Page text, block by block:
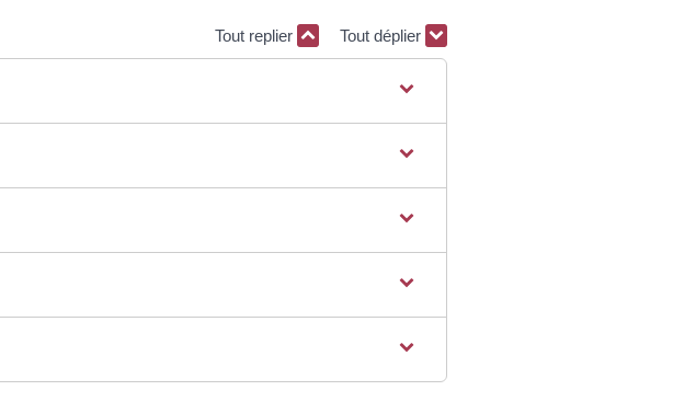
Tout replier Tout déplier